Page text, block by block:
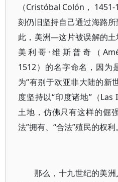
（Cristóbal Colón，
刻仍旧坚持自己通过海路
此，美洲—这片被误解的
美利哥·维斯普奇（
1512）的名字命名，因为
为“有别于欧亚非大陆的新
度坚持以“印度诸地”（
土地，仿佛只有这样的倔
法”拥有、“合法”殖民的权利。
那么，十九世纪的美